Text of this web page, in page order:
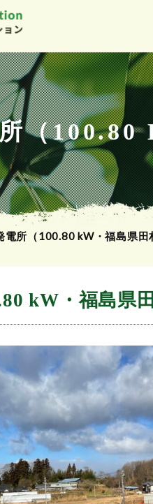
（100.80
電所（100.80 kW・福島県田
kW・福島県